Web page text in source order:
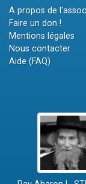
A propos de
Faire un don !
Mentions légales
Nous contacter
Aide (FAQ)